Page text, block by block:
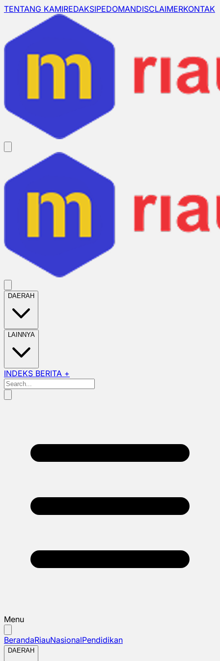
TENTANG KAMIREDAKSIPEDOMANDISCLAIMERKONTAK
DAERAH
LAINNYA
INDEKS BERITA +
Menu
BerandaRiauNasionalPendidikan
DAERAH